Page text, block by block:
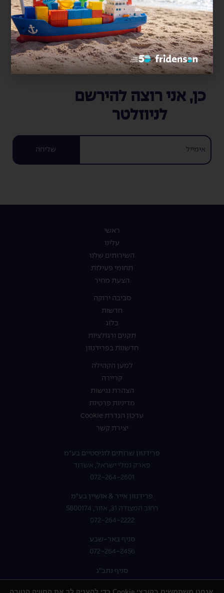
כן, אני רוצה להירשם
לניוזלטר
שליחה
ראשי
עלינו
השירותים שלנו
תחומי פעילות
הצעת מחיר
סביבה ירוקה
חדשות
בלוג
תקנים ורגולציות
חדשנות בפרידנזון
למען הקהילה
קריירה
הצהרת נגישות
מדיניות פרטיות
עדכון הגדרת Cookie
יצירת קשר
פרידנזון שרותים לוגיסטיים בע"מ
פארק נמלי ישראל, אשדוד
072-264-2601
פרידנזון אייר & אושיין בע"מ
רחוב המצודה 31, אזור, 5800174
072-264-2222
סניף באר-שבע
072-264-2456
סניף נתב”ג